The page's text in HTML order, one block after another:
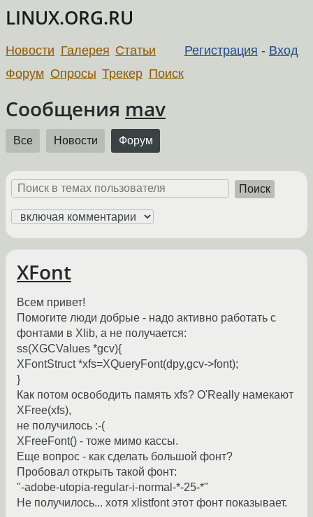
LINUX.ORG.RU
Регистрация - Вход
Новости Галерея Статьи
Форум Опросы Трекер Поиск
Сообщения mav
Все Новости Форум
Поиск
XFont
Всем привет!
Помогите люди добрые - надо активно работать с
фонтами в Xlib, а не получается:
ss(XGCValues *gcv){
XFontStruct *xfs=XQueryFont(dpy,gcv->font);
}
Как потом освободить память xfs? O'Really намекают
XFree(xfs),
не получилось :-(
XFreeFont() - тоже мимо кассы.
Еще вопрос - как сделать большой фонт?
Пробовал открыть такой фонт:
"-adobe-utopia-regular-i-normal-*-25-*"
Не получилось... хотя xlistfont этот фонт показывает.